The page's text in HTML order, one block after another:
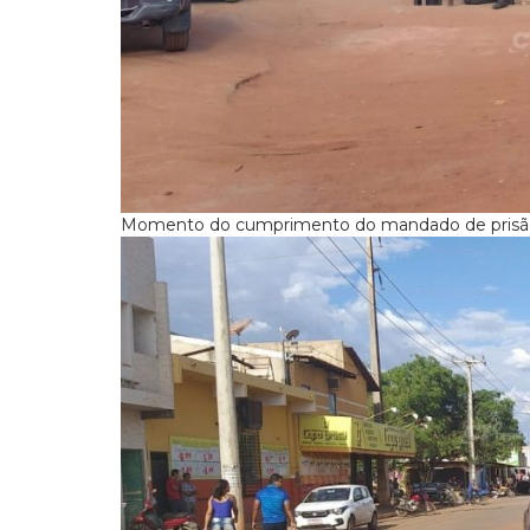
Momento do cumprimento do mandado de